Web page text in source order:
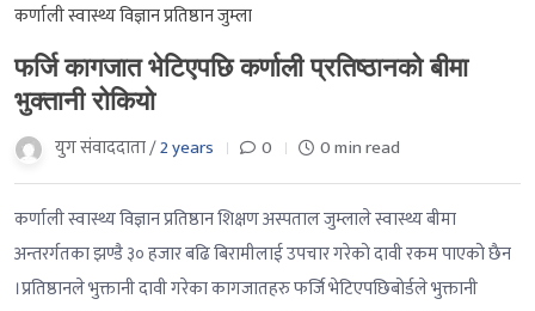
कर्णाली स्वास्थ्य विज्ञान प्रतिष्ठान जुम्ला
फर्जि कागजात भेटिएपछि कर्णाली प्रतिष्ठानको बीमा
भुक्तानी रोकियो
युग संवाददाता /2 years 0 0 min read
कर्णाली स्वास्थ्य विज्ञान प्रतिष्ठान शिक्षण अस्पताल जुम्लाले स्वास्थ्य बीमा
अन्तरर्गतका झण्डै ३० हजार बढि बिरामीलाई उपचार गरेको दावी रकम पाएको छैन
।प्रतिष्ठानले भुक्तानी दावी गरेका कागजातहरु फर्जि भेटिएपछिबोर्डले भुक्तानी